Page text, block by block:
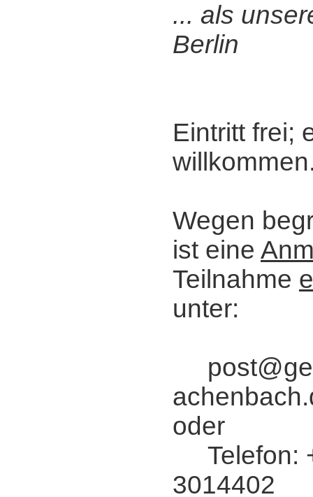
... als
Berlin
Eintritt frei;
Wegen
ist eine
Teilnahme
unter:
oder
Telefon:
3014402